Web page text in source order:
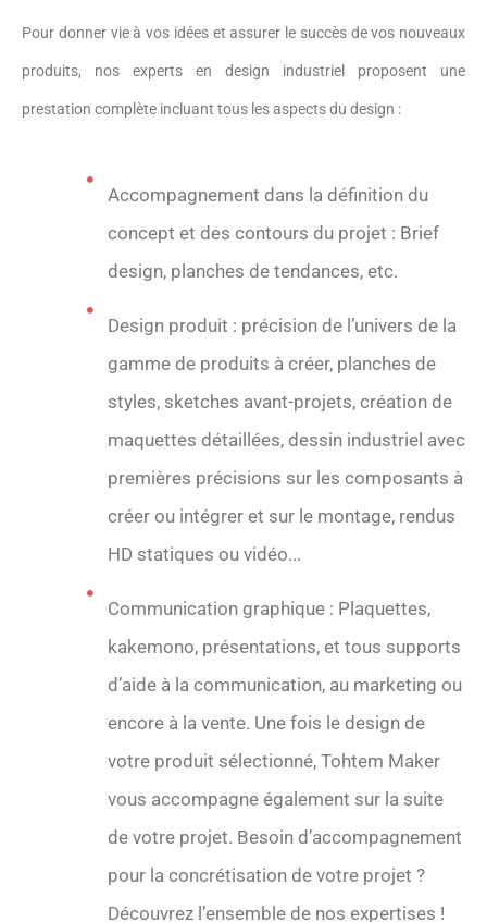
Pour donner vie à vos idées et assurer le succès de vos nouveaux
produits, nos experts en design industriel proposent une
prestation complète incluant tous les aspects du design :
Accompagnement dans la définition du
concept et des contours du projet : Brief
design, planches de tendances, etc.
Design produit : précision de l’univers de la
gamme de produits à créer, planches de
styles, sketches avant-projets, création de
maquettes détaillées, dessin industriel avec
premières précisions sur les composants à
créer ou intégrer et sur le montage, rendus
HD statiques ou vidéo...
Communication graphique : Plaquettes,
kakemono, présentations, et tous supports
d’aide à la communication, au marketing ou
encore à la vente. Une fois le design de
votre produit sélectionné, Tohtem Maker
vous accompagne également sur la suite
de votre projet. Besoin d’accompagnement
pour la concrétisation de votre projet ?
Découvrez l’ensemble de nos expertises !